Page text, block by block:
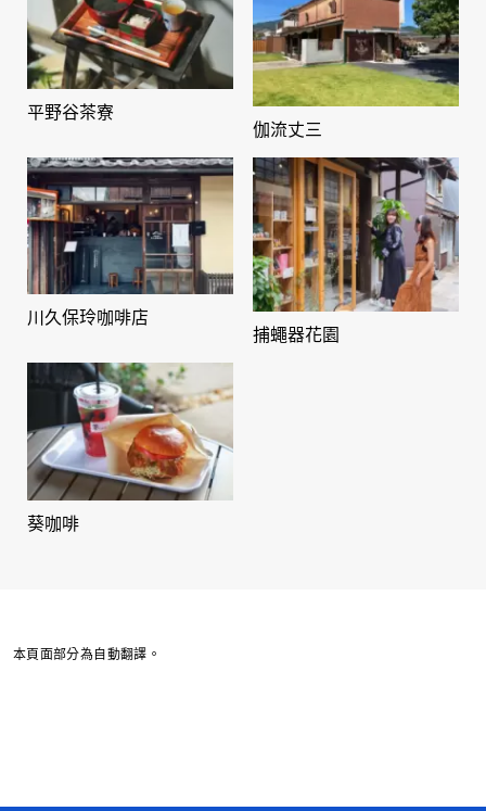
平野谷茶寮
伽流丈三
川久保玲咖啡店
捕蠅器花園
葵咖啡
本頁面部分為自動翻譯。